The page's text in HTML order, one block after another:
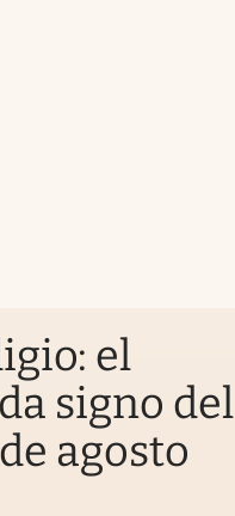
el
signo del
agosto